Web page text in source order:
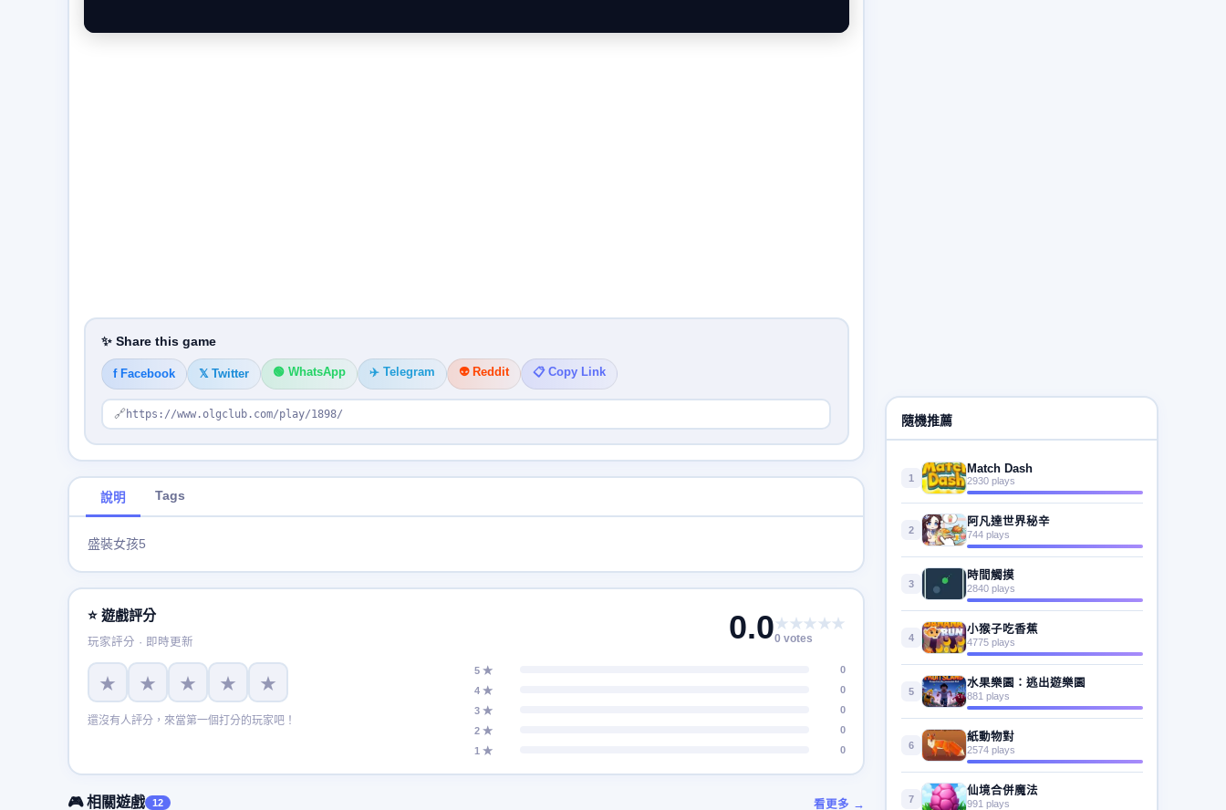
✨ Share this game
f Facebook 𝕏 Twitter 🟢 WhatsApp ✈️ Telegram 👽 Reddit 📋 Copy Link
🔗 https://www.olgclub.com/play/1898/
說明 Tags
盛裝女孩5
⭐ 遊戲評分
玩家評分 · 即時更新 0.0★★★★★
0 votes
★ ★ ★ ★ ★
還沒有人評分，來當第一個打分的玩家吧！
5 ★
0
4 ★
0
3 ★
0
2 ★
0
1 ★
0
🎮 相關遊戲 12 看更多 →
隨機推薦
1
Match Dash
2930 plays
2
阿凡達世界秘辛
744 plays
3
時間觸摸
2840 plays
4
小猴子吃香蕉
4775 plays
5
水果樂園：逃出遊樂園
881 plays
6
紙動物對
2574 plays
7
仙境合併魔法
991 plays